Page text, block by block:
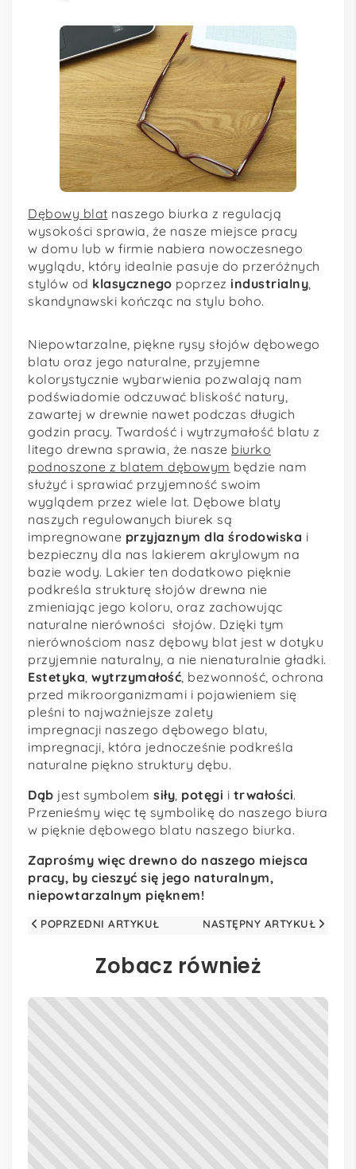
Dębowy blat naszego biurka z regulacją
wysokości sprawia, że nasze miejsce pracy
w domu lub w firmie nabiera nowoczesnego
wyglądu, który idealnie pasuje do przeróżnych
stylów od klasycznego poprzez industrialny,
skandynawski kończąc na stylu boho.
Niepowtarzalne, piękne rysy słojów dębowego
blatu oraz jego naturalne, przyjemne
kolorystycznie wybarwienia pozwalają nam
podświadomie odczuwać bliskość natury,
zawartej w drewnie nawet podczas długich
godzin pracy. Twardość i wytrzymałość blatu z
litego drewna sprawia, że nasze biurko
podnoszone z blatem dębowym będzie nam
służyć i sprawiać przyjemność swoim
wyglądem przez wiele lat. Dębowe blaty
naszych regulowanych biurek są
impregnowane przyjaznym dla środowiska i
bezpieczny dla nas lakierem akrylowym na
bazie wody. Lakier ten dodatkowo pięknie
podkreśla strukturę słojów drewna nie
zmieniając jego koloru, oraz zachowując
naturalne nierówności słojów. Dzięki tym
nierównościom nasz dębowy blat jest w dotyku
przyjemnie naturalny, a nie nienaturalnie gładki.
Estetyka, wytrzymałość, bezwonność, ochrona
przed mikroorganizmami i pojawieniem się
pleśni to najważniejsze zalety
impregnacji naszego dębowego blatu,
impregnacji, która jednocześnie podkreśla
naturalne piękno struktury dębu.
Dąb jest symbolem siły, potęgi i trwałości.
Przenieśmy więc tę symbolikę do naszego biura
w pięknie dębowego blatu naszego biurka.
Zaprośmy więc drewno do naszego miejsca
pracy, by cieszyć się jego naturalnym,
niepowtarzalnym pięknem!
POPRZEDNI ARTYKUŁ NASTĘPNY ARTYKUŁ
Zobacz również